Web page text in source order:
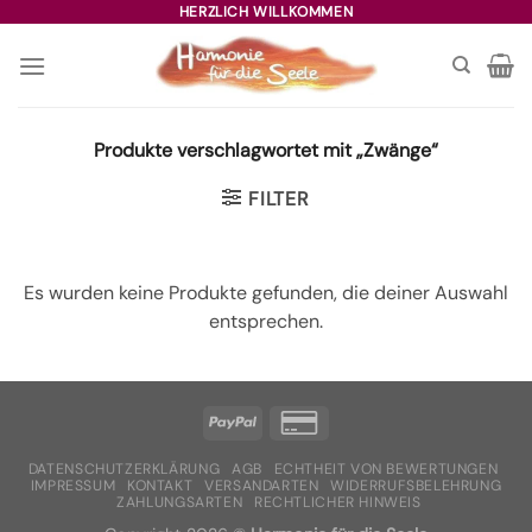
springen
HERZLICH WILLKOMMEN
Produkte verschlagwortet mit „Zwänge“
FILTER
Es wurden keine Produkte gefunden, die deiner Auswahl
entsprechen.
DATENSCHUTZERKLÄRUNG AGB
ECHTHEIT VON BEWERTUNGEN
IMPRESSUM
KONTAKT VERSANDARTEN
WIDERRUFSBELEHRUNG
ZAHLUNGSARTEN
RECHTLICHER HINWEIS